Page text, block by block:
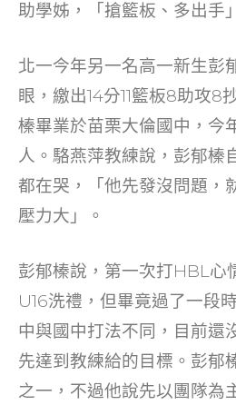
助學姊，「搶籃板、多出手
北一今年另一名高一新生彭
眼，繳出14分11籃板8助攻8
榛畢業於苗栗大倫國中，今
人。駱燕萍教練說，彭郁榛
都在哭，「他先發沒問題，
壓力大」。
彭郁榛說，第一次打HBL心
U16洗禮，但畢竟過了一段
中與國中打法不同，目前還
先達到教練給的目標。彭郁
之一，不過他說先以團隊為